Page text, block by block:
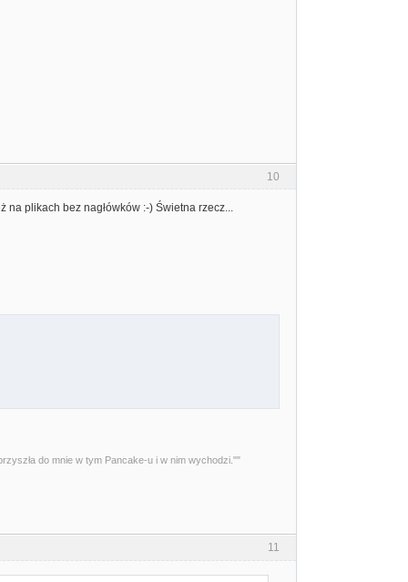
10
na plikach bez nagłówków :-) Świetna rzecz...
do mnie w tym Pancake-u i w nim wychodzi.""
11